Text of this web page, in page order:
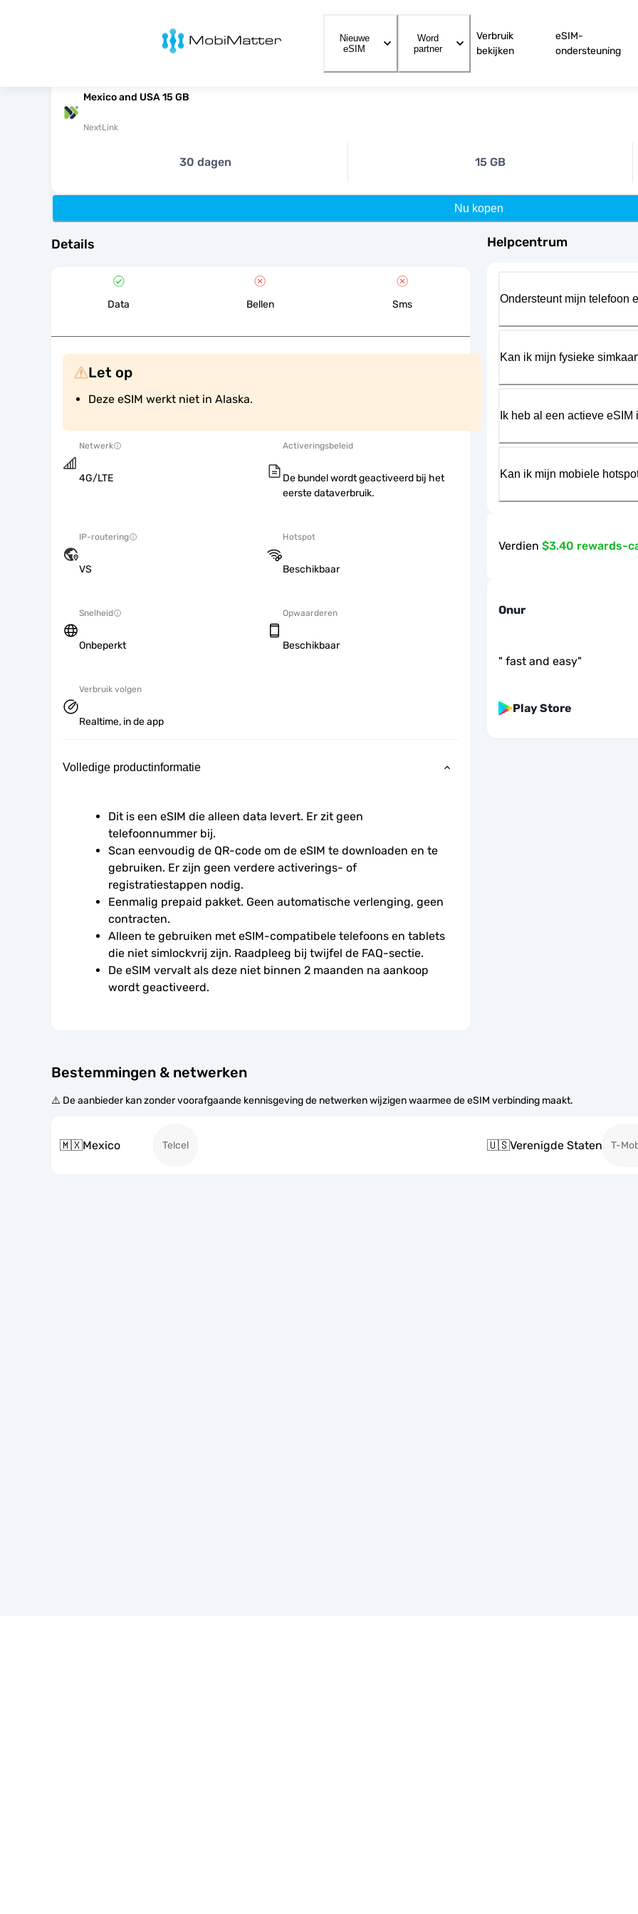
MobiMatter
Nieuwe
eSIM
Word
partner
Verbruik
bekijken
eSIM-
ondersteuning
Mexico and USA 15 GB
NextLink
30 dagen 15 GB
Nu kopen
Details
Data Bellen Sms
Let op
Deze eSIM werkt niet in Alaska.
Netwerk
4G/LTE
Activeringsbeleid
De bundel wordt geactiveerd bij het
eerste dataverbruik.
IP-routering
VS
Hotspot
Beschikbaar
Snelheid
Onbeperkt
Opwaarderen
Beschikbaar
Verbruik volgen
Realtime, in de app
Volledige productinformatie
Dit is een eSIM die alleen data levert. Er zit geen
telefoonnummer bij.
Scan eenvoudig de QR-code om de eSIM te downloaden en te
gebruiken. Er zijn geen verdere activerings- of
registratiestappen nodig.
Eenmalig prepaid pakket. Geen automatische verlenging, geen
contracten.
Alleen te gebruiken met eSIM-compatibele telefoons en tablets
die niet simlockvrij zijn. Raadpleeg bij twijfel de FAQ-sectie.
De eSIM vervalt als deze niet binnen 2 maanden na aankoop
wordt geactiveerd.
Bestemmingen & netwerken
⚠️ De aanbieder kan zonder voorafgaande kennisgeving de netwerken wijzigen waarmee de eSIM verbinding maakt.
🇲🇽Mexico Telcel 🇺🇸Verenigde Staten T-
Helpcentrum
Ondersteunt mijn telefoon
Kan ik mijn fysieke
Ik heb al een actieve
Kan ik mijn mobiele
Verdien $3.40 rewards-
Onur
" fast and easy"
Play Store